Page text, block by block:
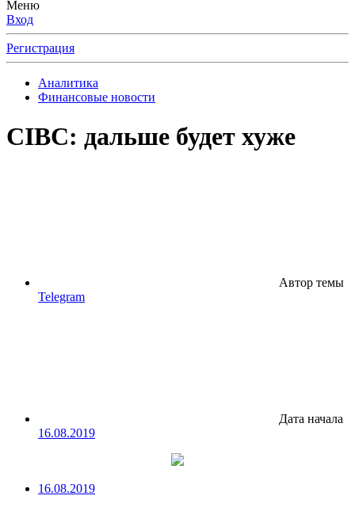
Меню
Вход
Регистрация
Аналитика
Финансовые новости
CIBC: дальше будет хуже
Автор темы
Telegram
Дата начала
16.08.2019
16.08.2019